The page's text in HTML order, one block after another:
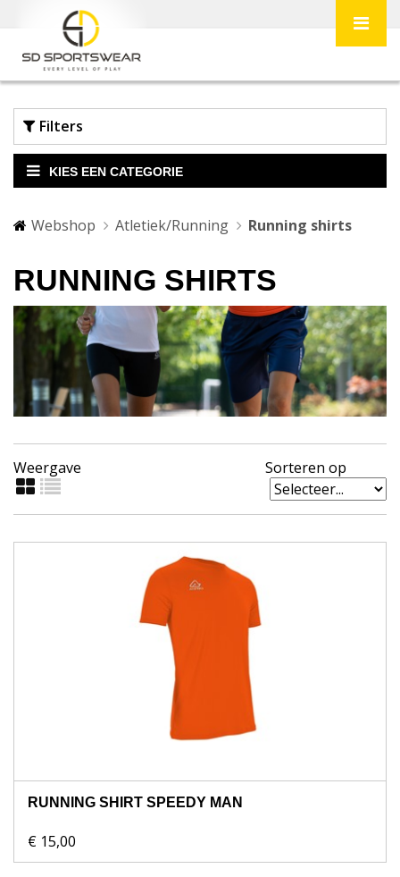
Filters
KIES EEN CATEGORIE
Webshop Atletiek/Running Running shirts
RUNNING SHIRTS
Weergave Sorteren op
RUNNING SHIRT SPEEDY MAN
€ 15,00